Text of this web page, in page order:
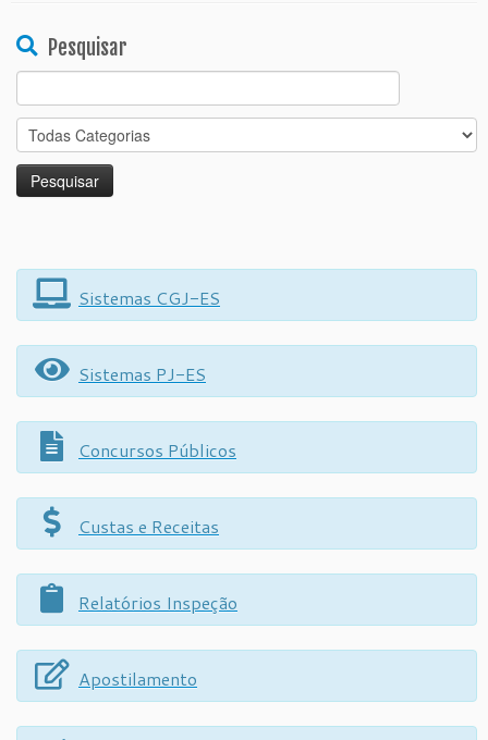
Pesquisar
Search
for:
Sistemas CGJ-ES
Sistemas PJ-ES
Concursos Públicos
Custas e Receitas
Relatórios Inspeção
Apostilamento